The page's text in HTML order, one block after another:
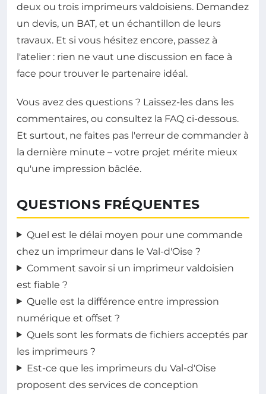
deux ou trois imprimeurs valdoisiens. Demandez
un devis, un BAT, et un échantillon de leurs
travaux. Et si vous hésitez encore, passez à
l'atelier : rien ne vaut une discussion en face à
face pour trouver le partenaire idéal.
Vous avez des questions ? Laissez-les dans les
commentaires, ou consultez la FAQ ci-dessous.
Et surtout, ne faites pas l'erreur de commander à
la dernière minute – votre projet mérite mieux
qu'une impression bâclée.
QUESTIONS FRÉQUENTES
Quel est le délai moyen pour une commande
chez un imprimeur dans le Val-d'Oise ?
Comment savoir si un imprimeur valdoisien
est fiable ?
Quelle est la différence entre impression
numérique et offset ?
Quels sont les formats de fichiers acceptés par
les imprimeurs ?
Est-ce que les imprimeurs du Val-d'Oise
proposent des services de conception